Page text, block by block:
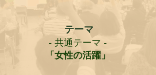
テーマ
- 共通テーマ -
「女性の活躍」